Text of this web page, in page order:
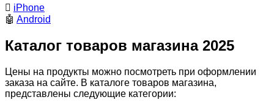
 iPhone
🤖 Android
Каталог товаров магазина 2025
Цены на продукты можно посмотреть при оформлении
заказа на сайте. В каталоге товаров магазина,
представлены следующие категории: